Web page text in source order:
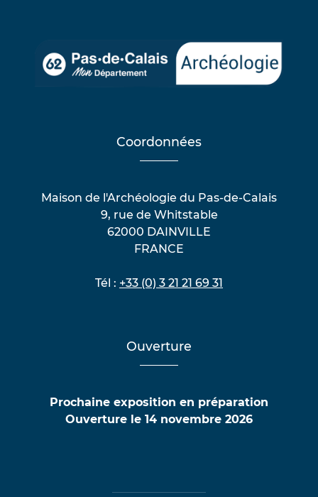
Coordonnées
Maison de l'Archéologie du Pas-de-Calais
9, rue de Whitstable
62000 DAINVILLE
FRANCE
Tél : +33 (0) 3 21 21 69 31
Ouverture
Prochaine exposition en préparation
Ouverture le 14 novembre 2026